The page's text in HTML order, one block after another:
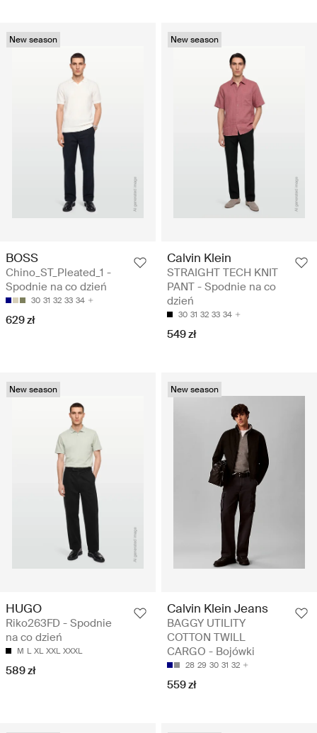
New season
BOSS
Chino_ST_Pleated_1 -
Spodnie na co dzień
30 31 32 33 34
629 zł
New season
Calvin Klein
STRAIGHT TECH KNIT
PANT - Spodnie na co
dzień
30 31 32 33 34
549 zł
New season
HUGO
Riko263FD - Spodnie
na co dzień
M L XL XXL XXXL
589 zł
New season
Calvin Klein Jeans
BAGGY UTILITY
COTTON TWILL
CARGO - Bojówki
28 29 30 31 32
559 zł